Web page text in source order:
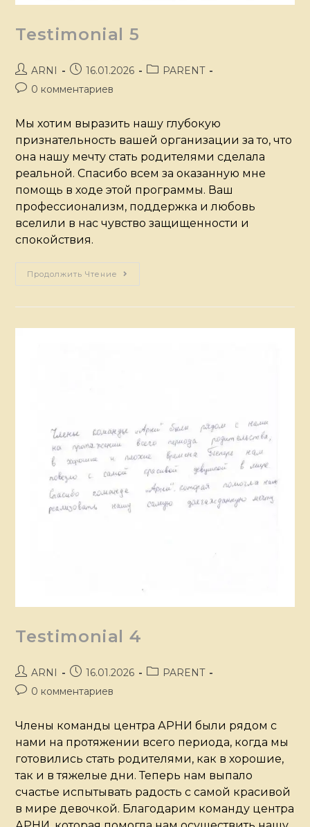
Testimonial 5
ARNI 16.01.2026
PARENT
0 комментариев
Мы хотим выразить нашу глубокую
признательность вашей организации за то, что
она нашу мечту стать родителями сделала
реальной. Спасибо всем за оказанную мне
помощь в ходе этой программы. Ваш
профессионализм, поддержка и любовь
вселили в нас чувство защищенности и
спокойствия.
Продолжить Чтение
Testimonial 4
ARNI 16.01.2026
PARENT
0 комментариев
Члены команды центра АРНИ были рядом с
нами на протяжении всего периода, когда мы
готовились стать родителями, как в хорошие,
так и в тяжелые дни. Теперь нам выпало
счастье испытывать радость с самой красивой
в мире девочкой. Благодарим команду центра